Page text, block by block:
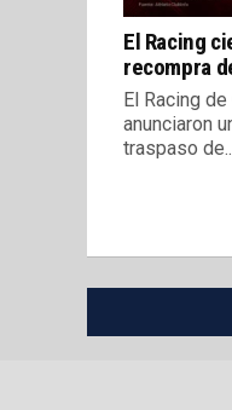
El Racing
recompra
El Racing
anunciaron
traspaso